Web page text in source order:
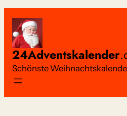
Inhalt
springen
24Adventskalender
Schönste